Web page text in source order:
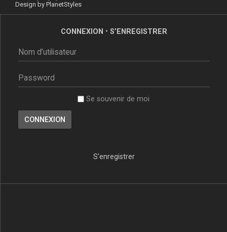
Design by PlanetStyles
CONNEXION • S’ENREGISTRER
Se souvenir de moi
S’enregistrer